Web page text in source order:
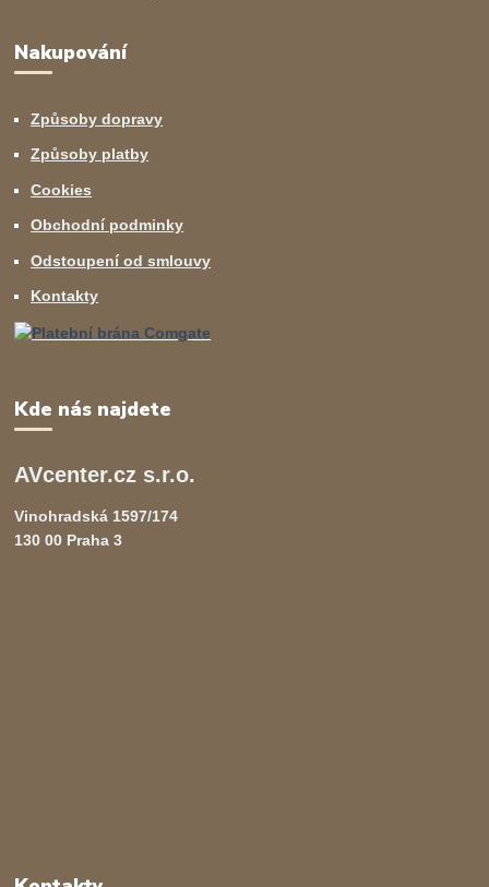
Nakupování
Způsoby dopravy
Způsoby platby
Cookies
Obchodní podminky
Odstoupení od smlouvy
Kontakty
Kde nás najdete
AVcenter.cz s.r.o.
Vinohradská 1597/174
130 00 Praha 3